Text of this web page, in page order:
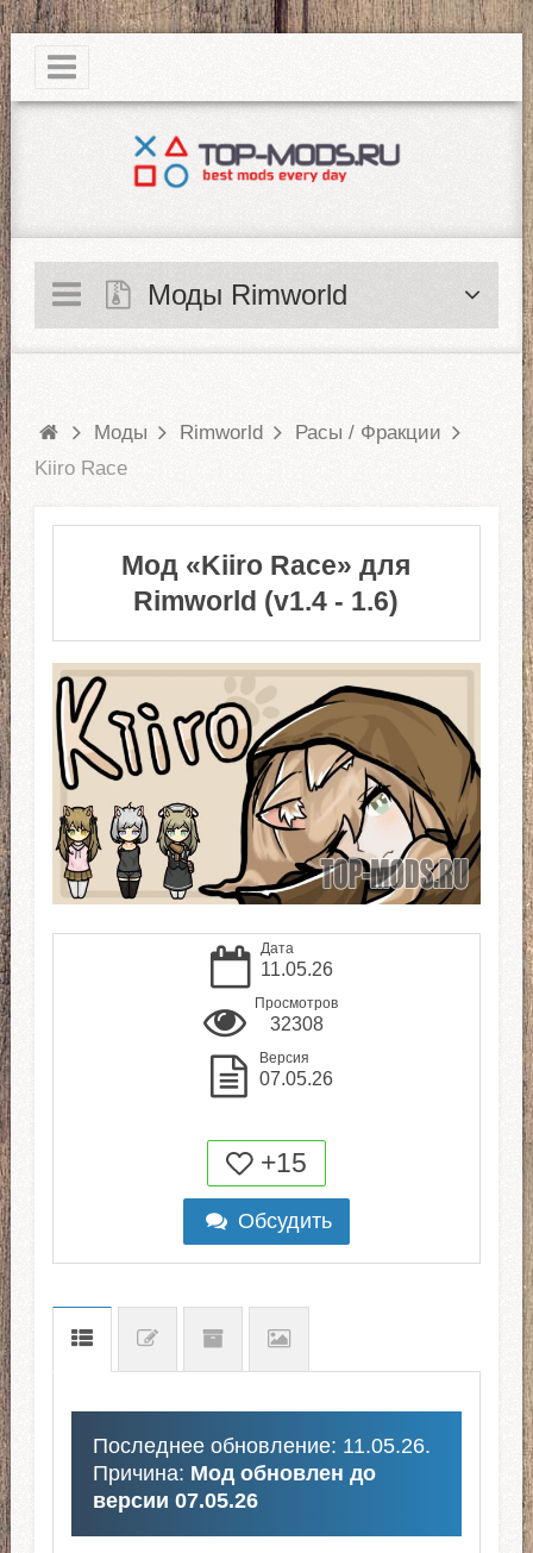
|
Моды Rimworld
Моды Rimworld
Расы / Фракции
Kiiro Race
Мод «Kiiro Race» для
Rimworld (v1.4 - 1.6)
Дата
11.05.26
Просмотров
32308
Версия
07.05.26
+15
Обсудить
Последнее обновление: 11.05.26.
Причина: Мод обновлен до
версии 07.05.26